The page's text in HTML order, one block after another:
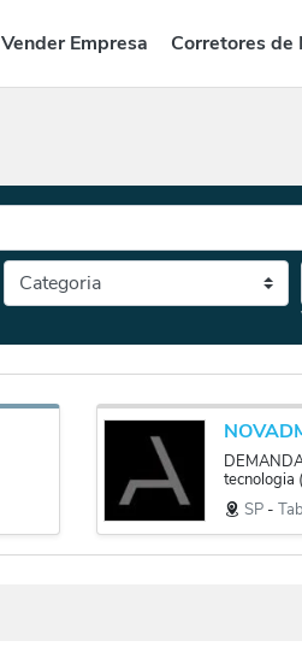
Vender Empresa Corretores de
Categoria
tecnologia
SP ‐